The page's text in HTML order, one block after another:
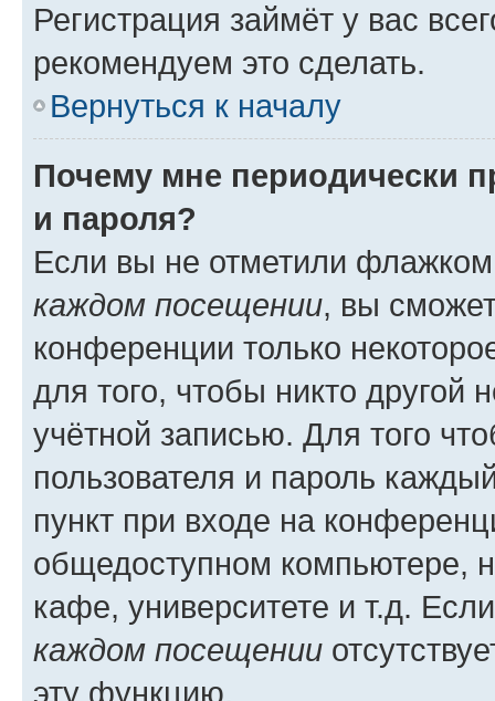
Регистрация займёт у вас
рекомендуем это сделать.
Вернуться к началу
Почему мне периодически
и пароля?
Если вы не отметили
каждом посещении, вы
конференции только
для того, чтобы никто другой
учётной записью. Для того
пользователя и пароль
пункт при входе на
общедоступном компьютере,
кафе, университете и т.д.
каждом посещении
эту функцию.